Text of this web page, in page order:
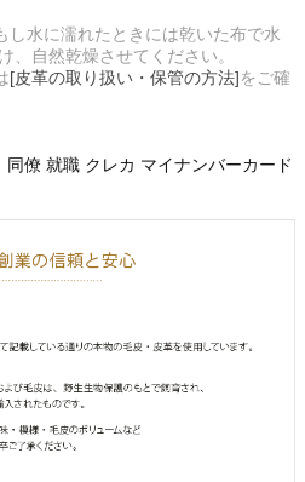
水に濡れたときには乾いた布で水
、自然乾燥させてください。
[皮革の取り扱い・保管の方法]をご確
僚 就職 クレカ マイナンバーカード